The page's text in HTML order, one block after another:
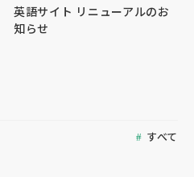
英語サイト リニューアルのお
知らせ
すべて